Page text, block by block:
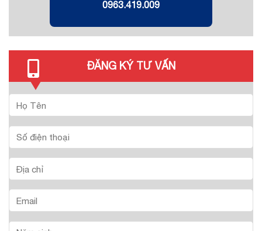
0963.419.009
ĐĂNG KÝ TƯ VẤN